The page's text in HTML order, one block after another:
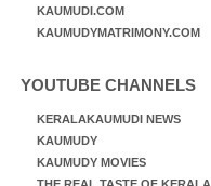
KAUMUDI.COM
KAUMUDYMATRIMONY.COM
YOUTUBE CHANNELS
KERALAKAUMUDI NEWS
KAUMUDY
KAUMUDY MOVIES